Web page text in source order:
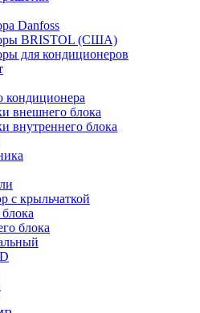
Danfoss
BRISTOL (США)
для кондиционеров
кондиционера
внешнего блока
внутреннего блока
с крыльчаткой
блока